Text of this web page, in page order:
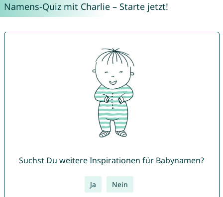
Namens-Quiz mit Charlie – Starte jetzt!
Suchst Du weitere Inspirationen für Babynamen?
Ja Nein